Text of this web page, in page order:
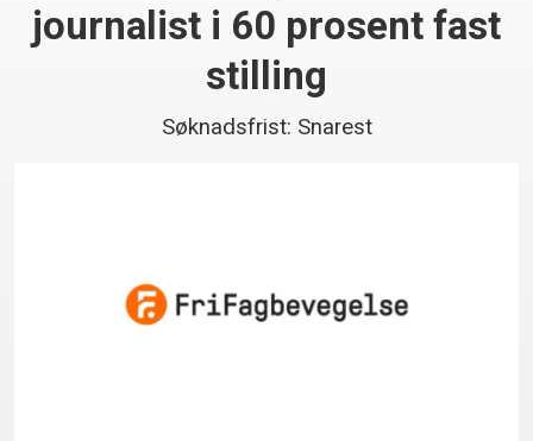
journalist i 60 prosent fast
stilling
Søknadsfrist: Snarest